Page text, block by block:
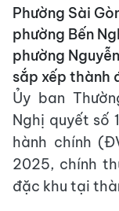
Phường Sài
phường Bến
phường
sắp xếp thành
Ủy ban
Nghị quyết số
hành chính
2025, chính
đặc khu tại